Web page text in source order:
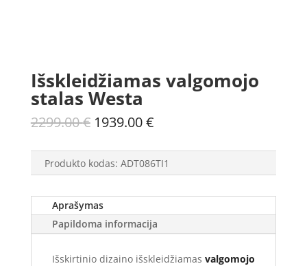
Išskleidžiamas valgomojo
stalas Westa
2299.00€ Original
was:
2299.00 €.
1939.00€Current
is:
1939.00 €.
Produkto kodas: ADT086TI1
Aprašymas
Papildoma informacija
Išskirtinio dizaino išskleidžiamas valgomojo